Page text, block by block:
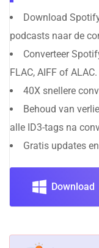
Download
podcasts naar de
Converteer
FLAC, AIFF of ALAC.
40X snellere
Behoud van
alle ID3-tags na
Gratis updates
Download